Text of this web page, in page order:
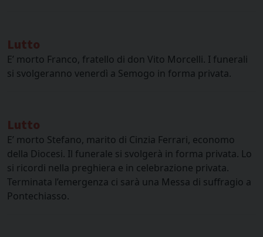
Lutto
E’ morto Franco, fratello di don Vito Morcelli. I funerali
si svolgeranno venerdì a Semogo in forma privata.
Lutto
E’ morto Stefano, marito di Cinzia Ferrari, economo
della Diocesi. Il funerale si svolgerà in forma privata. Lo
si ricordi nella preghiera e in celebrazione privata.
Terminata l’emergenza ci sarà una Messa di suffragio a
Pontechiasso.